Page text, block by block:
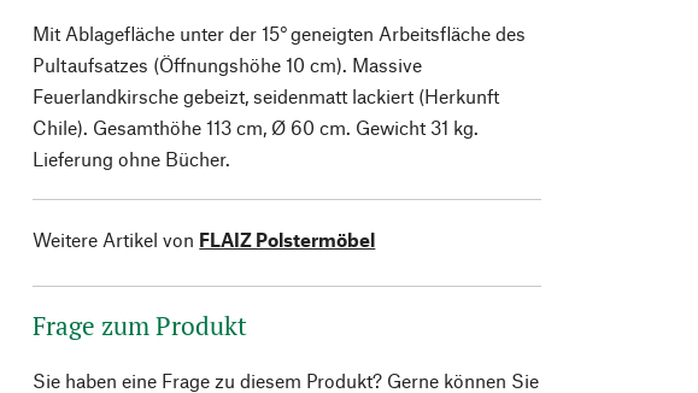
Mit Ablagefläche unter der 15° geneigten Arbeitsfläche des
Pultaufsatzes (Öffnungshöhe 10 cm). Massive
Feuerlandkirsche gebeizt, seidenmatt lackiert (Herkunft
Chile). Gesamthöhe 113 cm, Ø 60 cm. Gewicht 31 kg.
Lieferung ohne Bücher.
Weitere Artikel von FLAIZ Polstermöbel
Frage zum Produkt
Sie haben eine Frage zu diesem Produkt? Gerne können Sie